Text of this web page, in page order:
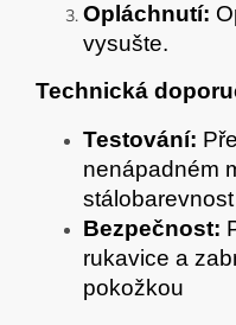
Opláchnutí:
vysušte.
Technická
Testování:
nenápadném
stálobarevnost
Bezpečnost:
rukavice a
pokožkou